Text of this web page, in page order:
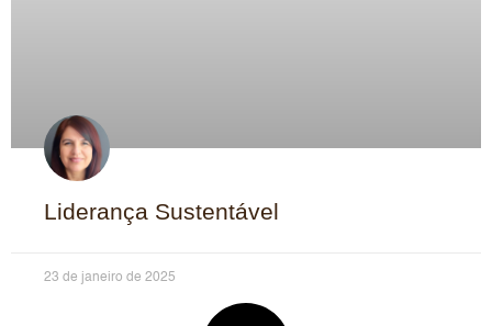
Liderança Sustentável
23 de janeiro de 2025